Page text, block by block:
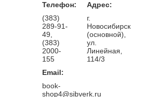
Телефон:
(383)
289-91-
49,
(383)
2000-
155
Email:
book-
shop4@sibverk.ru
Адрес:
г.
Новосибирск
(основной),
ул.
Линейная,
114/3